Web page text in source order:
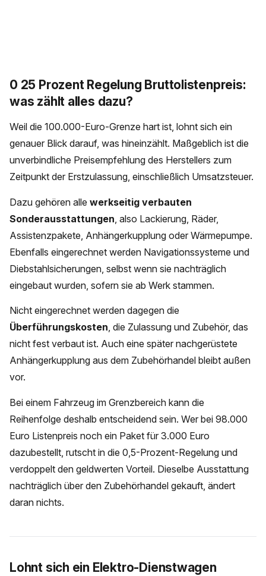
0 25 Prozent Regelung Bruttolistenpreis:
was zählt alles dazu?
Weil die 100.000-Euro-Grenze hart ist, lohnt sich ein
genauer Blick darauf, was hineinzählt. Maßgeblich ist die
unverbindliche Preisempfehlung des Herstellers zum
Zeitpunkt der Erstzulassung, einschließlich Umsatzsteuer.
Dazu gehören alle werkseitig verbauten
Sonderausstattungen , also Lackierung, Räder,
Assistenzpakete, Anhängerkupplung oder Wärmepumpe.
Ebenfalls eingerechnet werden Navigationssysteme und
Diebstahlsicherungen, selbst wenn sie nachträglich
eingebaut wurden, sofern sie ab Werk stammen.
Nicht eingerechnet werden dagegen die
Überführungskosten, die Zulassung und Zubehör, das
nicht fest verbaut ist. Auch eine später nachgerüstete
Anhängerkupplung aus dem Zubehörhandel bleibt außen
vor.
Bei einem Fahrzeug im Grenzbereich kann die
Reihenfolge deshalb entscheidend sein. Wer bei 98.000
Euro Listenpreis noch ein Paket für 3.000 Euro
dazubestellt, rutscht in die 0,5-Prozent-Regelung und
verdoppelt den geldwerten Vorteil. Dieselbe Ausstattung
nachträglich über den Zubehörhandel gekauft, ändert
daran nichts.
Lohnt sich ein Elektro-Dienstwagen